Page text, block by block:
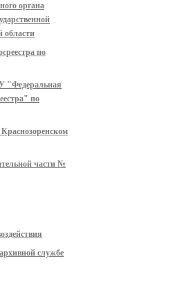
органа
области
по
"Федеральная
по
части №
службе